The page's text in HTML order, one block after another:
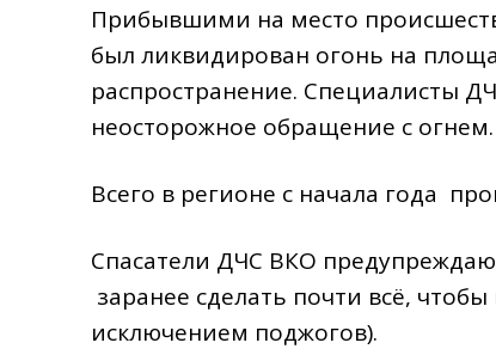
Прибывшими на место
был ликвидирован огонь на
распространение. Специалисты
неосторожное обращение с огнем.
Всего в регионе с начала года
Спасатели ДЧС ВКО
заранее сделать почти всё,
исключением поджогов).